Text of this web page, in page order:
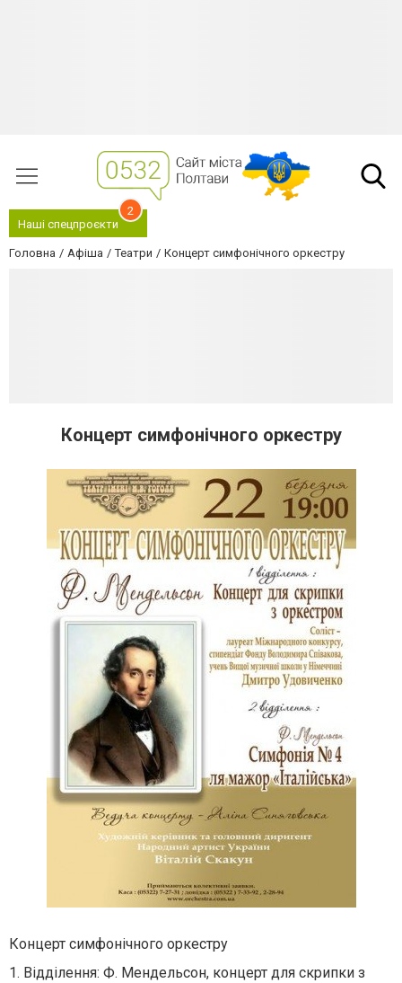
Наші спецпроєкти
2
Головна Афіша Театри Концерт симфонічного оркестру
Концерт симфонічного оркестру
Концерт симфонічного оркестру
1. Відділення: Ф. Мендельсон, концерт для скрипки з